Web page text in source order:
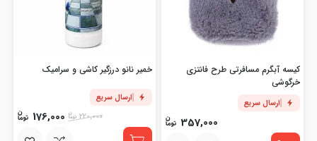
کیسه آبگرم مسافرتی طرح فانتزی
خرگوشی
ارسال سریع
357,000
خمیر نانو درزگیر کاشی و سرامیک
ارسال سریع
220,000
176,000